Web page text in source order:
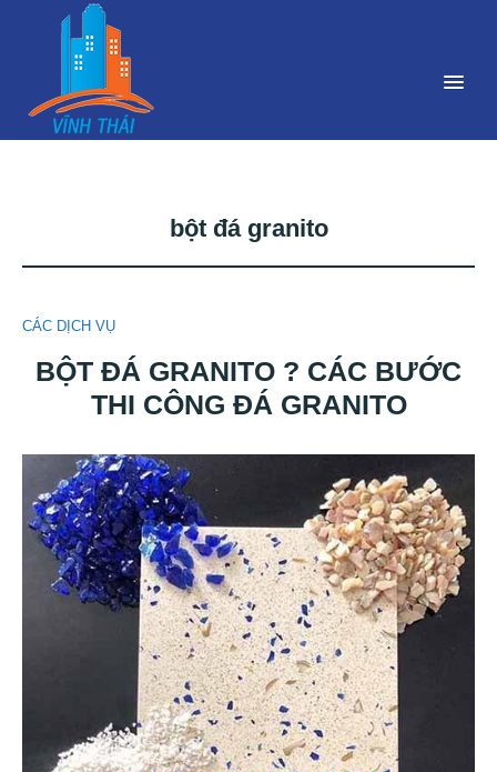
bột đá granito
CÁC DỊCH VỤ
BỘT ĐÁ GRANITO ? CÁC BƯỚC
THI CÔNG ĐÁ GRANITO